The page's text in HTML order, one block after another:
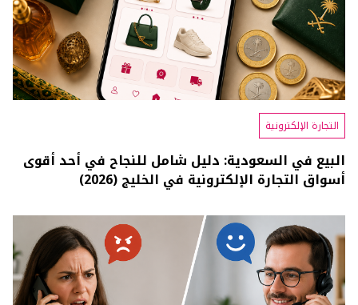
البيع في السعودية: دليل شامل للنجاح في أحد أقوى
أسواق التجارة الإلكترونية في الخليج (2026)
التجارة الإلكترونية